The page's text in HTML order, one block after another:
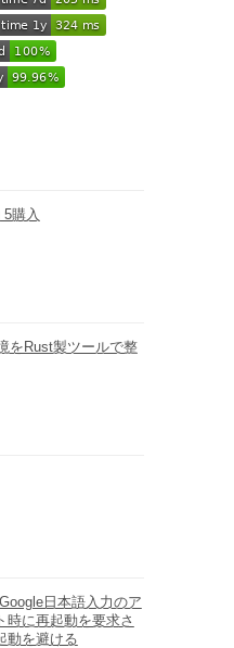
購入
をRust製ツールで整
日本語入力のア
時に再起動を要求さ
動を避ける